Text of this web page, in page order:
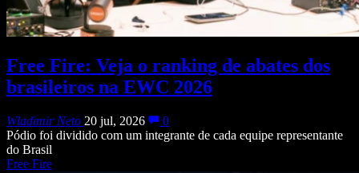
Free Fire: Veja o ranking de abates dos
brasileiros na EWC 2026
Wladimir Neto 20 jul, 2026
0
Pódio foi dividido com um integrante de cada equipe representante
do Brasil
Free Fire